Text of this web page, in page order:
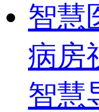
智慧
病房
智慧